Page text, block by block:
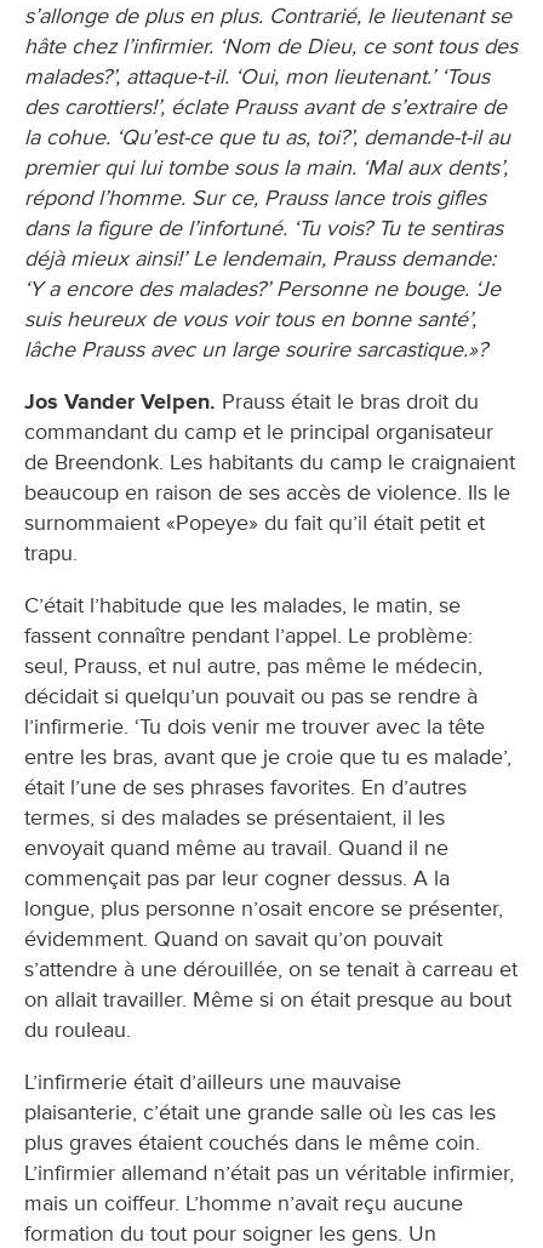
s’allonge de plus en plus. Contrarié, le lieutenant se
hâte chez l’infirmier. ‘Nom de Dieu, ce sont tous des
malades?’, attaque-t-il. ‘Oui, mon lieutenant.’ ‘Tous
des carottiers!’, éclate Prauss avant de s’extraire de
la cohue. ‘Qu’est-ce que tu as, toi?’, demande-t-il au
premier qui lui tombe sous la main. ‘Mal aux dents’,
répond l’homme. Sur ce, Prauss lance trois gifles
dans la figure de l’infortuné. ‘Tu vois? Tu te sentiras
déjà mieux ainsi!’ Le lendemain, Prauss demande:
‘Y a encore des malades?’ Personne ne bouge. ‘Je
suis heureux de vous voir tous en bonne santé’,
lâche Prauss avec un large sourire sarcastique.»?
Jos Vander Velpen. Prauss était le bras droit du
commandant du camp et le principal organisateur
de Breendonk. Les habitants du camp le craignaient
beaucoup en raison de ses accès de violence. Ils le
surnommaient «Popeye» du fait qu’il était petit et
trapu.
C’était l’habitude que les malades, le matin, se
fassent connaître pendant l’appel. Le problème:
seul, Prauss, et nul autre, pas même le médecin,
décidait si quelqu’un pouvait ou pas se rendre à
l’infirmerie. ‘Tu dois venir me trouver avec la tête
entre les bras, avant que je croie que tu es malade’,
était l’une de ses phrases favorites. En d’autres
termes, si des malades se présentaient, il les
envoyait quand même au travail. Quand il ne
commençait pas par leur cogner dessus. A la
longue, plus personne n’osait encore se présenter,
évidemment. Quand on savait qu’on pouvait
s’attendre à une dérouillée, on se tenait à carreau et
on allait travailler. Même si on était presque au bout
du rouleau.
L’infirmerie était d’ailleurs une mauvaise
plaisanterie, c’était une grande salle où les cas les
plus graves étaient couchés dans le même coin.
L’infirmier allemand n’était pas un véritable infirmier,
mais un coiffeur. L’homme n’avait reçu aucune
formation du tout pour soigner les gens. Un